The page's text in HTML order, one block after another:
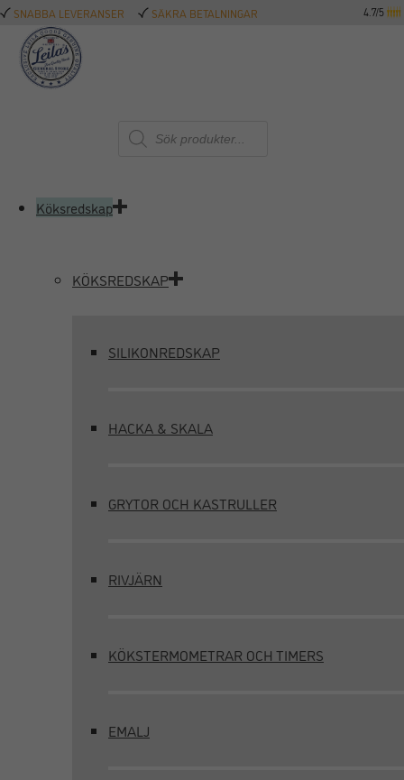
SNABBA LEVERANSER SÄKRA BETALNINGAR 4.7/5
Produktsökning
Köksredskap
KÖKSREDSKAP
SILIKONREDSKAP
HACKA & SKALA
GRYTOR OCH KASTRULLER
RIVJÄRN
KÖKSTERMOMETRAR OCH TIMERS
EMALJ